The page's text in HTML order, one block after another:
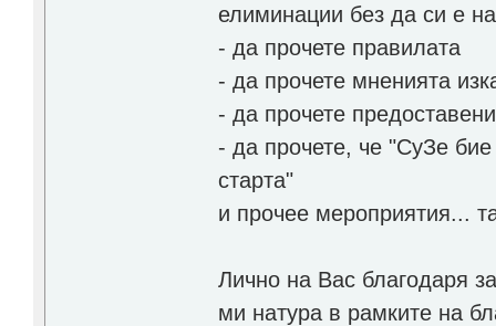
елиминации без да си е
- да прочете правилата
- да прочете мненията
- да прочете
- да прочете, че "СуЗе
старта"
и прочее мероприятия...
Лично на Вас благодаря
ми натура в рамките на